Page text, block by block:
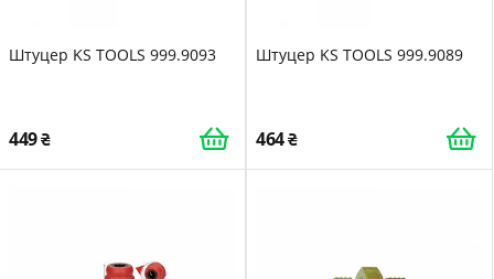
Штуцер KS TOOLS 999.9093
449
Штуцер KS TOOLS 999.9089
464